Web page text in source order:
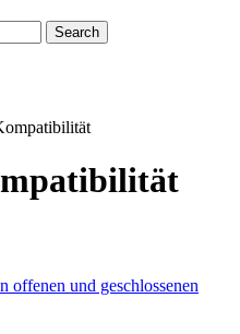
Search